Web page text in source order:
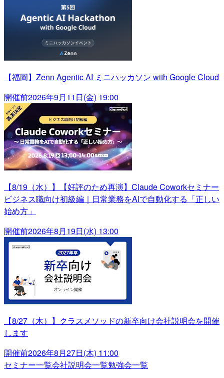
【福岡】Zenn Agentic AI ミニハッカソン with Google Cloud
開催前2026年9月11日(金) 19:00
【8/19（水）】【好評のため再演】Claude Coworkセミナー
ビジネス職向け初級編｜日常業務をAIで自動化する「正しい
始め方」
開催前2026年8月19日(水) 13:00
【8/27（木）】クラスメソッドの新卒向け会社説明会を開催
します
開催前2026年8月27日(木) 11:00
セミナー一覧会社説明会一覧勉強会一覧